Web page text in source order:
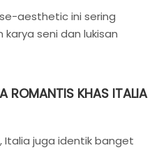
aesthetic ini sering
seni dan lukisan
ROMANTIS KHAS ITALIA
Italia juga identik banget